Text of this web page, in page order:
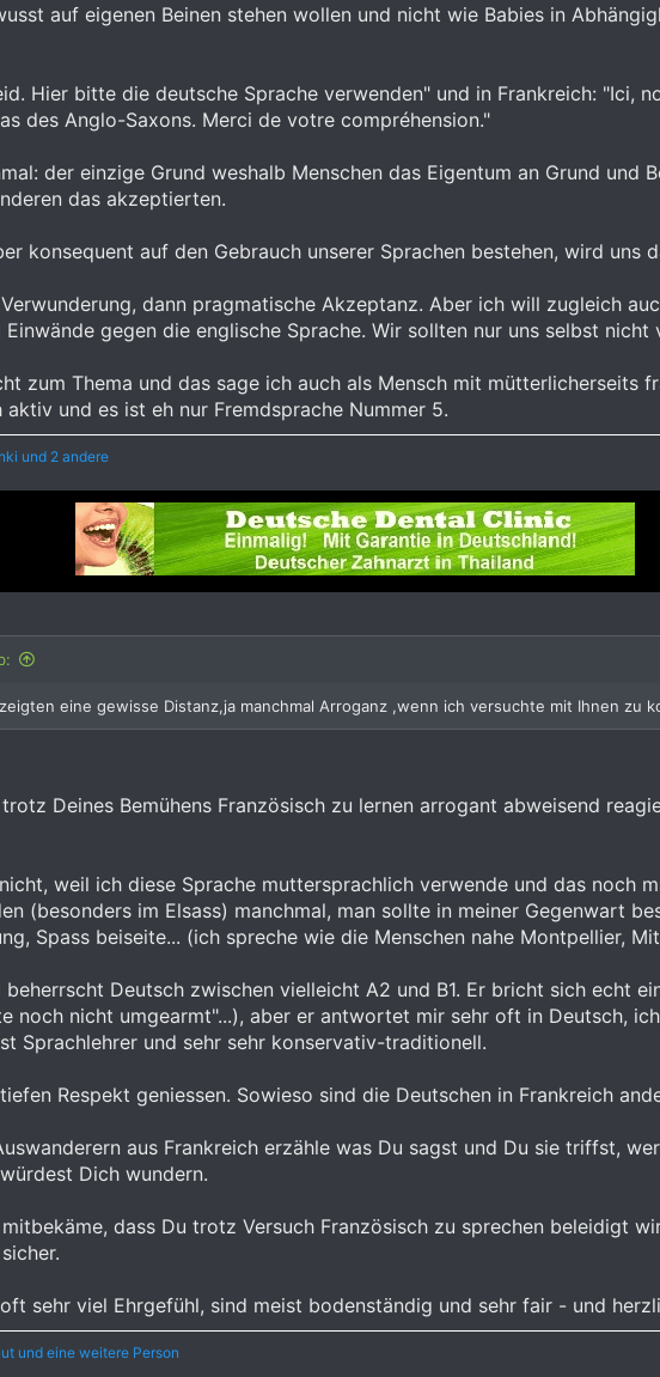
auf eigenen Beinen stehen wollen und nicht wie Babies in
Hier bitte die deutsche Sprache verwenden" und in Frankreich: "Ici,
des Anglo-Saxons. Merci de votre compréhension."
der einzige Grund weshalb Menschen das Eigentum an Grund und
das akzeptierten.
konsequent auf den Gebrauch unserer Sprachen bestehen, wird uns
dann pragmatische Akzeptanz. Aber ich will zugleich
Einwände gegen die englische Sprache. Wir sollten nur uns selbst nicht
zum Thema und das sage ich auch als Mensch mit mütterlicherseits
aktiv und es ist eh nur Fremdsprache Nummer 5.
und 2 andere
eine gewisse Distanz,ja manchmal Arroganz ,wenn ich versuchte mit Ihnen zu
trotz Deines Bemühens Französisch zu lernen arrogant abweisend
weil ich diese Sprache muttersprachlich verwende und das noch
(besonders im Elsass) manchmal, man sollte in meiner Gegenwart
Spass beiseite... (ich spreche wie die Menschen nahe Montpellier,
beherrscht Deutsch zwischen vielleicht A2 und B1. Er bricht sich echt
noch nicht umgearmt"...), aber er antwortet mir sehr oft in Deutsch,
Sprachlehrer und sehr sehr konservativ-traditionell.
Respekt geniessen. Sowieso sind die Deutschen in Frankreich
aus Frankreich erzähle was Du sagst und Du sie triffst,
Dich wundern.
dass Du trotz Versuch Französisch zu sprechen beleidigt
sehr viel Ehrgefühl, sind meist bodenständig und sehr fair - und
und eine weitere Person